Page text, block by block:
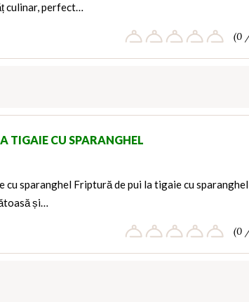
culinar, perfect…
(0
TIGAIE CU SPARANGHEL
cu sparanghel Friptură de pui la tigaie cu sparanghel
și…
(0